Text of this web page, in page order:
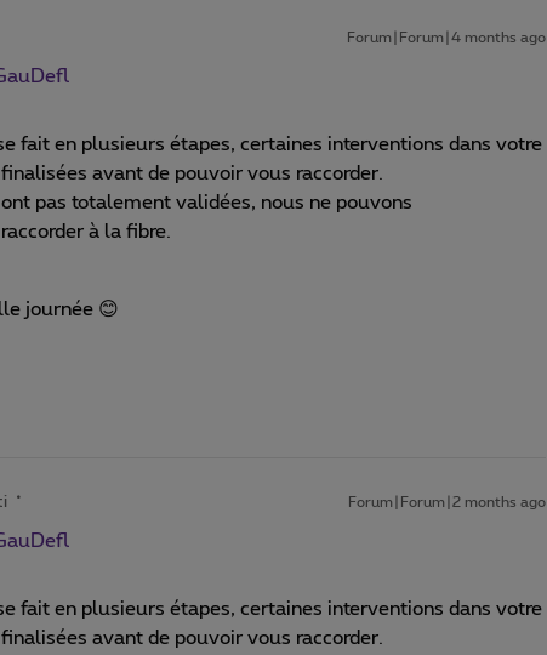
Forum|Forum|4 months ago
fait en plusieurs étapes, certaines interventions dans votre
avant de pouvoir vous raccorder.
pas totalement validées, nous ne pouvons
à la fibre.
journée 😊
Forum|Forum|2 months ago
fait en plusieurs étapes, certaines interventions dans votre
avant de pouvoir vous raccorder.